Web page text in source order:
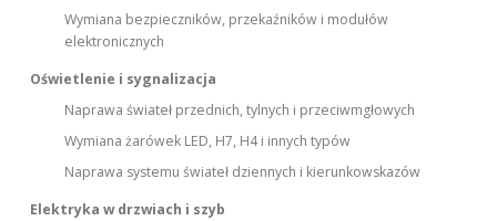
Wymiana bezpieczników, przekaźników i modułów
elektronicznych
Oświetlenie i sygnalizacja
Naprawa świateł przednich, tylnych i przeciwmgłowych
Wymiana żarówek LED, H7, H4 i innych typów
Naprawa systemu świateł dziennych i kierunkowskazów
Elektryka w drzwiach i szyb